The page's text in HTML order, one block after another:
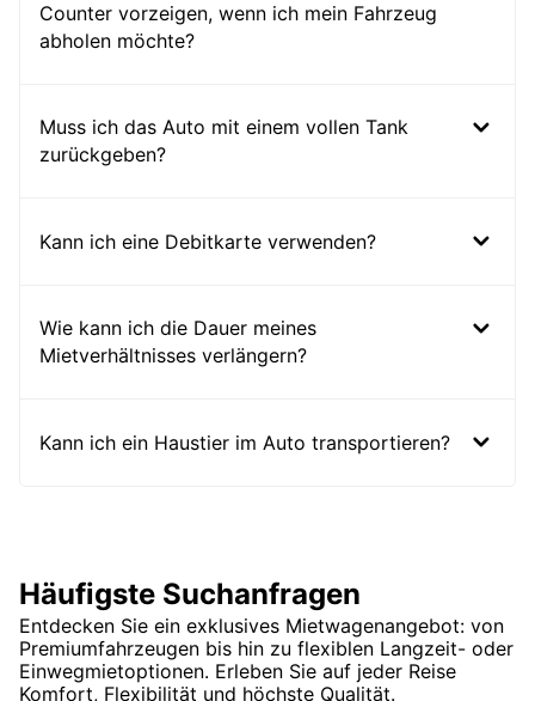
Counter vorzeigen, wenn ich mein Fahrzeug
abholen möchte?
Muss ich das Auto mit einem vollen Tank
zurückgeben?
Kann ich eine Debitkarte verwenden?
Wie kann ich die Dauer meines
Mietverhältnisses verlängern?
Kann ich ein Haustier im Auto transportieren?
Häufigste Suchanfragen
Entdecken Sie ein exklusives Mietwagenangebot: von
Premiumfahrzeugen bis hin zu flexiblen Langzeit- oder
Einwegmietoptionen. Erleben Sie auf jeder Reise
Komfort, Flexibilität und höchste Qualität.